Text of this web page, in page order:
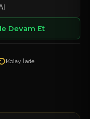
Devam Et
Kolay İade